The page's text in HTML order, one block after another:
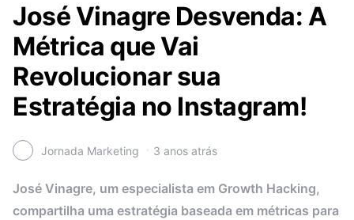
José Vinagre Desvenda: A
Métrica que Vai
Revolucionar sua
Estratégia no Instagram!
Jornada Marketing 3 anos atrás
José Vinagre, um especialista em Growth Hacking,
compartilha uma estratégia baseada em métricas para